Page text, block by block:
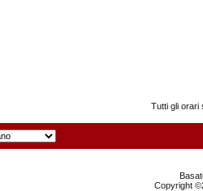
Tutti gli orari
Copyright